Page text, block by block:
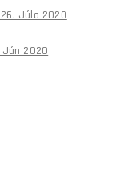
Júla 2020
Jún 2020